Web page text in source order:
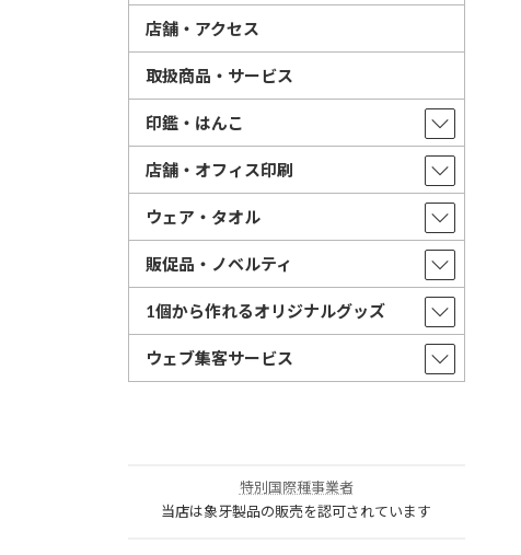
店舗・アクセス
取扱商品・サービス
印鑑・はんこ
店舗・オフィス印刷
ウェア・タオル
販促品・ノベルティ
1個から作れるオリジナルグッズ
ウェブ集客サービス
特別国際種事業者
当店は象牙製品の販売を認可されています